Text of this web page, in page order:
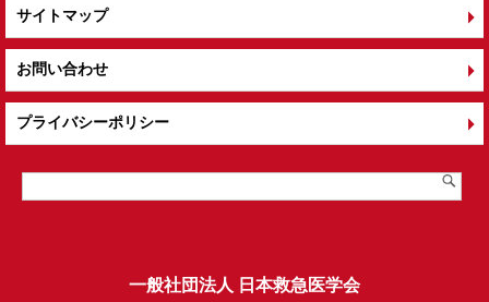
サイトマップ
お問い合わせ
プライバシーポリシー
一般社団法人 日本救急医学会